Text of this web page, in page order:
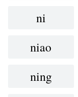
ni
niao
ning